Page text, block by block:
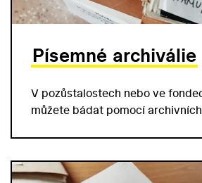
Písemné archiválie
V pozůstalostech nebo ve
můžete bádat pomocí